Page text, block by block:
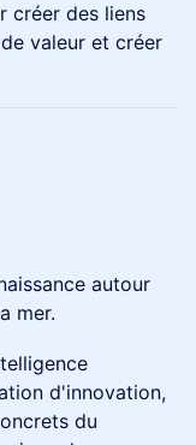
créer des liens
valeur et créer
autour
mer.
d'innovation,
du